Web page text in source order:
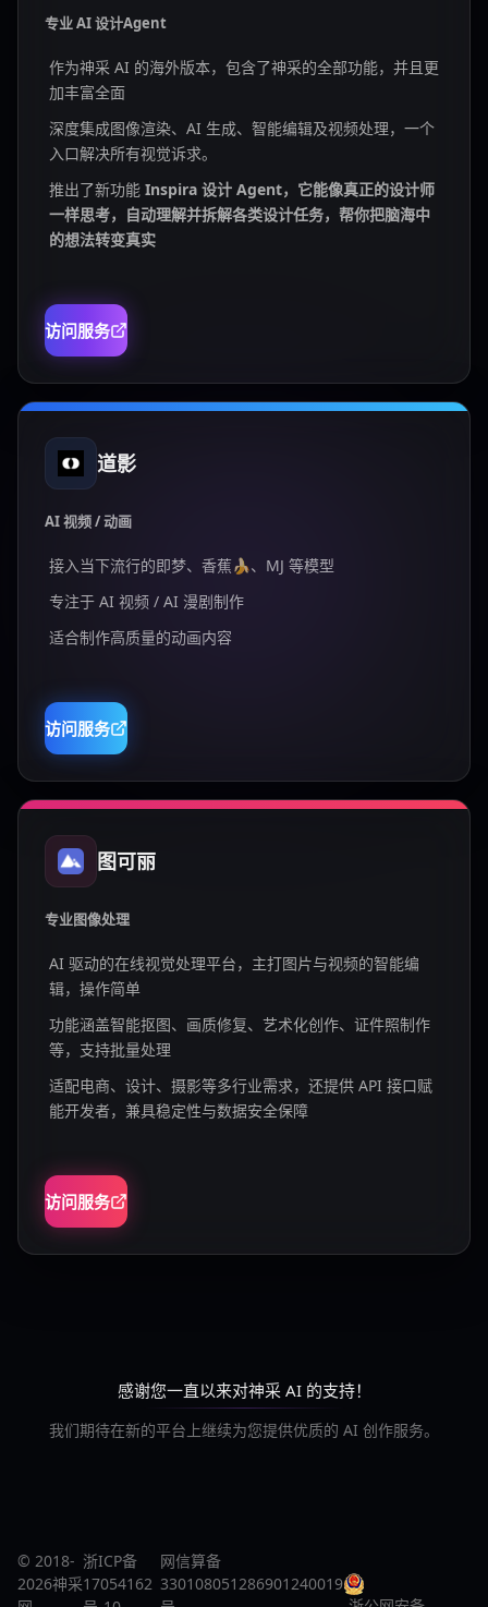
专业 AI 设计Agent
作为神采 AI 的海外版本，包含了神采的全部功能，并且更
加丰富全面
深度集成图像渲染、AI 生成、智能编辑及视频处理，一个
入口解决所有视觉诉求。
推出了新功能 Inspira 设计 Agent，它能像真正的设计师
一样思考，自动理解并拆解各类设计任务，帮你把脑海中
的想法转变真实
访问服务
道影
AI 视频 / 动画
接入当下流行的即梦、香蕉🍌、MJ 等模型
专注于 AI 视频 / AI 漫剧制作
适合制作高质量的动画内容
访问服务
图可丽
专业图像处理
AI 驱动的在线视觉处理平台，主打图片与视频的智能编
辑，操作简单
功能涵盖智能抠图、画质修复、艺术化创作、证件照制作
等，支持批量处理
适配电商、设计、摄影等多行业需求，还提供 API 接口赋
能开发者，兼具稳定性与数据安全保障
访问服务
感谢您一直以来对神采 AI 的支持！
我们期待在新的平台上继续为您提供优质的 AI 创作服务。
© 2018-
2026神采
浙ICP备
17054162
网信算备
330108051286901240019